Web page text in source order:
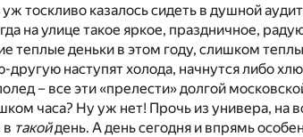
тоскливо казалось сидеть в душной
на улице такое яркое, праздничное,
теплые деньки в этом году, слишком
другую наступят холода, начнутся либо
– все эти «прелести» долгой
часа? Ну уж нет! Прочь из универа,
в такойдень. А день сегодня и впрямь